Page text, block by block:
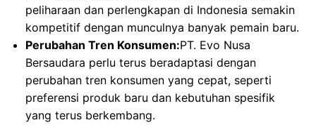
peliharaan dan perlengkapan di Indonesia semakin
kompetitif dengan munculnya banyak pemain baru.
Perubahan Tren Konsumen:PT. Evo Nusa
Bersaudara perlu terus beradaptasi dengan
perubahan tren konsumen yang cepat, seperti
preferensi produk baru dan kebutuhan spesifik
yang terus berkembang.